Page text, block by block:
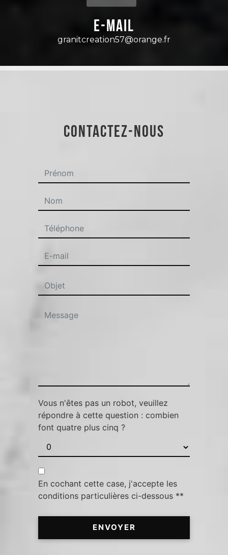
E-mail
granitcreation57@orange.fr
CONTACTEZ-NOUS
Vous n'êtes pas un robot, veuillez
répondre à cette question : combien
font quatre plus cinq ?
En cochant cette case, j'accepte les
conditions particulières ci-dessous **
ENVOYER